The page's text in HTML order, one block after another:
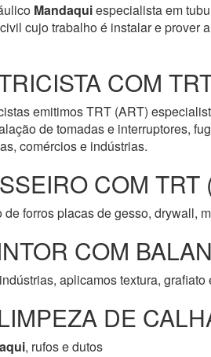
Mandaquiespecialista em
cujo trabalho é instalar e prover
COM
emitimos TRT (ART)
de tomadas e interruptores,
comércios e indústrias.
COM TRT
forros placas de gesso, drywall,
COM
aplicamos textura,
DE
, rufos e dutos